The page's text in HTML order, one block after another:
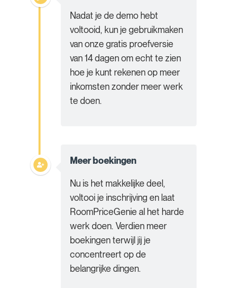
Nadat je de demo hebt
voltooid, kun je gebruikmaken
van onze gratis proefversie
van 14 dagen om echt te zien
hoe je kunt rekenen op meer
inkomsten zonder meer werk
te doen.
Meer boekingen
Nu is het makkelijke deel,
voltooi je inschrijving en laat
RoomPriceGenie al het harde
werk doen. Verdien meer
boekingen terwijl jij je
concentreert op de
belangrijke dingen.